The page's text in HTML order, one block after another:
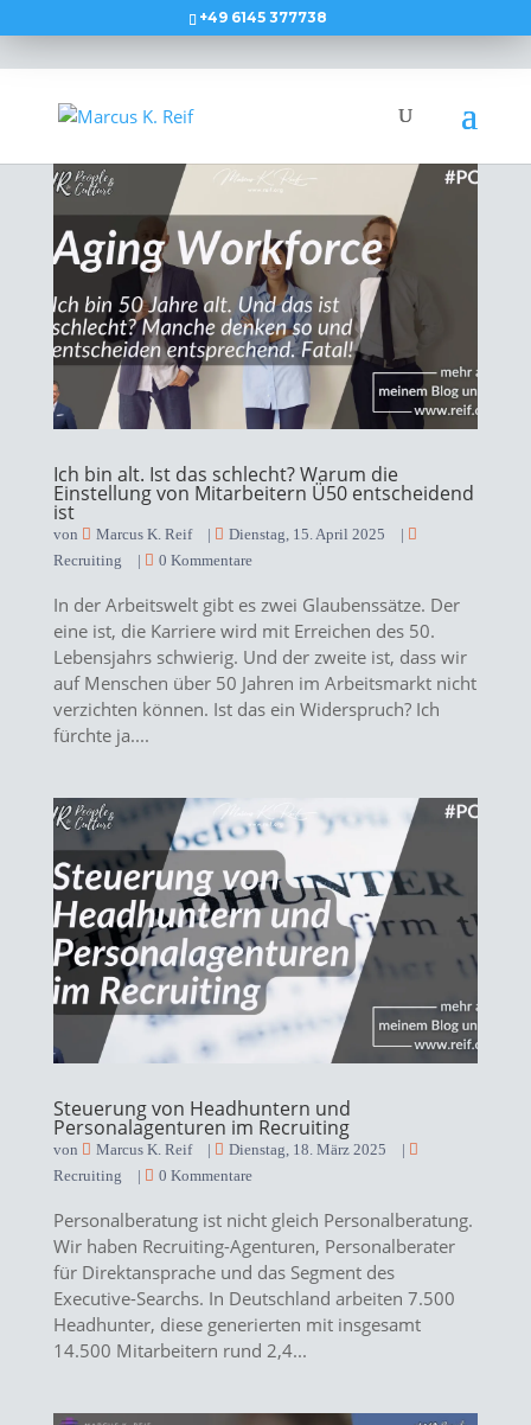
+49 6145 377738
Ich bin alt. Ist das schlecht? Warum die
Einstellung von Mitarbeitern Ü50 entscheidend
ist
von Marcus K. Reif | Dienstag, 15. April 2025
|
Recruiting
| 0 Kommentare
In der Arbeitswelt gibt es zwei Glaubenssätze. Der
eine ist, die Karriere wird mit Erreichen des 50.
Lebensjahrs schwierig. Und der zweite ist, dass wir
auf Menschen über 50 Jahren im Arbeitsmarkt nicht
verzichten können. Ist das ein Widerspruch? Ich
fürchte ja....
Steuerung von Headhuntern und
Personalagenturen im Recruiting
von Marcus K. Reif | Dienstag, 18. März 2025
|
Recruiting
| 0 Kommentare
Personalberatung ist nicht gleich Personalberatung.
Wir haben Recruiting-Agenturen, Personalberater
für Direktansprache und das Segment des
Executive-Searchs. In Deutschland arbeiten 7.500
Headhunter, diese generierten mit insgesamt
14.500 Mitarbeitern rund 2,4...